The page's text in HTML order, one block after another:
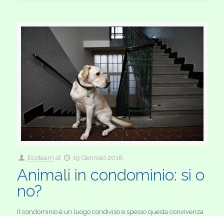
Ecoteam at 19 Gennaio 2018
Animali in condominio: si o
no?
Il condominio è un luogo condiviso e spesso questa convivenza